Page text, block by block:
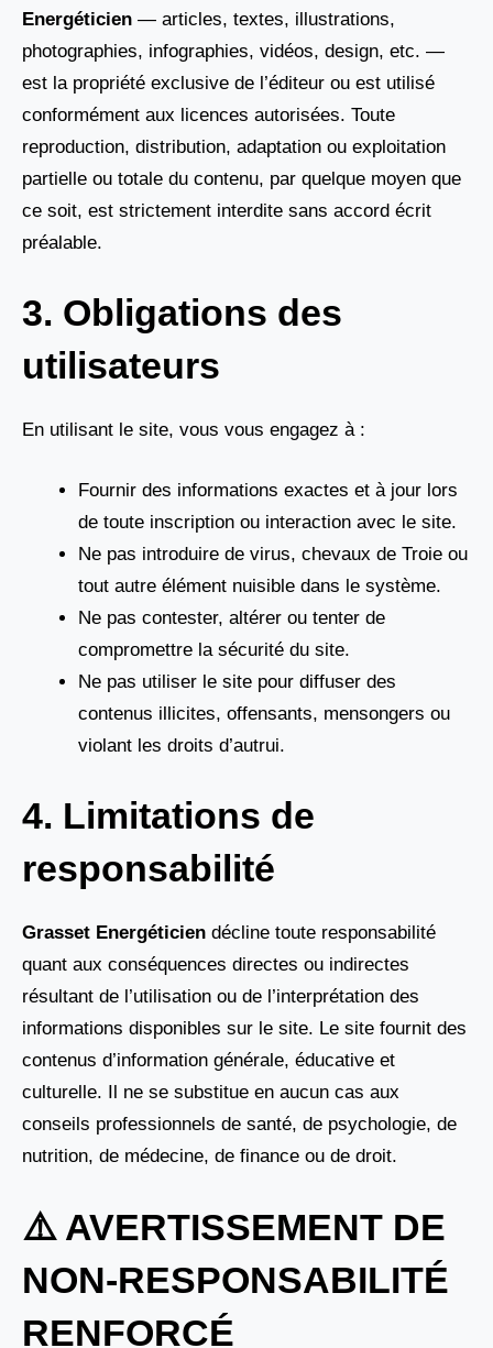
Energéticien — articles, textes, illustrations,
photographies, infographies, vidéos, design, etc. —
est la propriété exclusive de l’éditeur ou est utilisé
conformément aux licences autorisées. Toute
reproduction, distribution, adaptation ou exploitation
partielle ou totale du contenu, par quelque moyen que
ce soit, est strictement interdite sans accord écrit
préalable.
3. Obligations des
utilisateurs
En utilisant le site, vous vous engagez à :
Fournir des informations exactes et à jour lors
de toute inscription ou interaction avec le site.
Ne pas introduire de virus, chevaux de Troie ou
tout autre élément nuisible dans le système.
Ne pas contester, altérer ou tenter de
compromettre la sécurité du site.
Ne pas utiliser le site pour diffuser des
contenus illicites, offensants, mensongers ou
violant les droits d’autrui.
4. Limitations de
responsabilité
Grasset Energéticien décline toute responsabilité
quant aux conséquences directes ou indirectes
résultant de l’utilisation ou de l’interprétation des
informations disponibles sur le site. Le site fournit des
contenus d’information générale, éducative et
culturelle. Il ne se substitue en aucun cas aux
conseils professionnels de santé, de psychologie, de
nutrition, de médecine, de finance ou de droit.
⚠️ AVERTISSEMENT DE
NON-RESPONSABILITÉ
RENFORCÉ